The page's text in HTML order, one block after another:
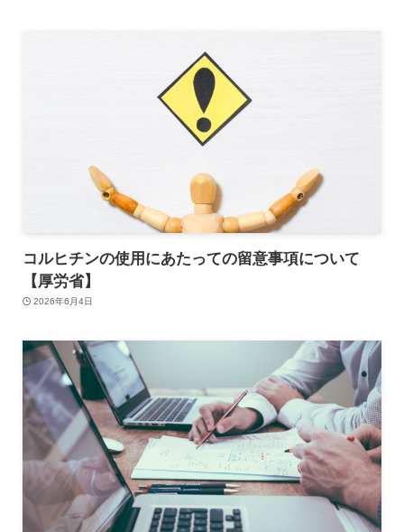
コルヒチンの使用にあたっての留意事項について
【厚労省】
2026年6月4日